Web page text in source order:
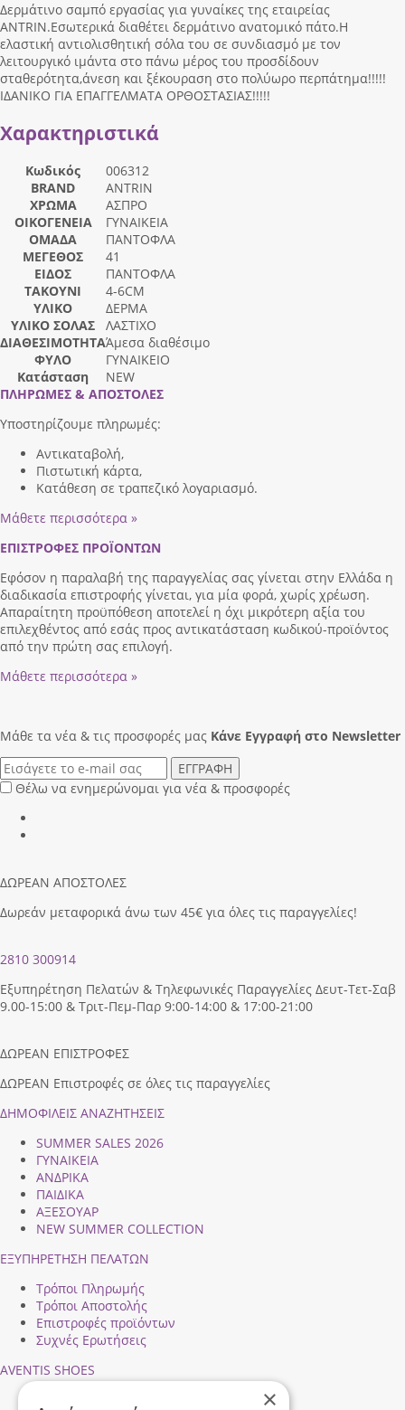
Δερμάτινο σαμπό εργασίας για γυναίκες της εταιρείας
ANTRIN.Εσωτερικά διαθέτει δερμάτινο ανατομικό πάτο.Η
ελαστική αντιολισθητική σόλα του σε συνδιασμό με τον
λειτουργικό ιμάντα στο πάνω μέρος του προσδίδουν
σταθερότητα,άνεση και ξέκουραση στο πολύωρο περπάτημα!!!!!
ΙΔΑΝΙΚΟ ΓΙΑ ΕΠΑΓΓΕΛΜΑΤΑ ΟΡΘΟΣΤΑΣΙΑΣ!!!!!
Χαρακτηριστικά
Κωδικός
006312
BRAND
ANTRIN
ΧΡΩΜΑ
ΑΣΠΡΟ
ΟΙΚΟΓΕΝΕΙΑ
ΓΥΝΑΙΚΕΙΑ
ΟΜΑΔΑ
ΠΑΝΤΟΦΛΑ
ΜΕΓΕΘΟΣ
41
ΕΙΔΟΣ
ΠΑΝΤΟΦΛΑ
ΤΑΚΟΥΝΙ
4-6CM
ΥΛΙΚΟ
ΔΕΡΜΑ
ΥΛΙΚΟ ΣΟΛΑΣ
ΛΑΣΤΙΧΟ
ΔΙΑΘΕΣΙΜΟΤΗΤΑΆμεσα διαθέσιμο
ΦΥΛΟ
ΓΥΝΑΙΚΕΙΟ
Κατάσταση
NEW
ΠΛΗΡΩΜΕΣ & ΑΠΟΣΤΟΛΕΣ
Υποστηρίζουμε πληρωμές:
Αντικαταβολή,
Πιστωτική κάρτα,
Κατάθεση σε τραπεζικό λογαριασμό.
Μάθετε περισσότερα »
ΕΠΙΣΤΡΟΦΕΣ ΠΡΟΪΟΝΤΩΝ
Εφόσον η παραλαβή της παραγγελίας σας γίνεται στην Ελλάδα η
διαδικασία επιστροφής γίνεται, για μία φορά, χωρίς χρέωση.
Απαραίτητη προϋπόθεση αποτελεί η όχι μικρότερη αξία του
επιλεχθέντος από εσάς προς αντικατάσταση κωδικού-προϊόντος
από την πρώτη σας επιλογή.
Μάθετε περισσότερα »
Μάθε τα νέα & τις προσφορές μας Κάνε Eγγραφή στο Newsletter
ΕΓΓΡΑΦΗ
Θέλω να ενημερώνομαι για νέα & προσφορές
ΔΩΡΕΑΝ ΑΠΟΣΤΟΛΕΣ
Δωρεάν μεταφορικά άνω των 45€ για όλες τις παραγγελίες!
2810 300914
Εξυπηρέτηση Πελατών & Τηλεφωνικές Παραγγελίες Δευτ-Τετ-Σαβ
9.00-15:00 & Τριτ-Πεμ-Παρ 9:00-14:00 & 17:00-21:00
ΔΩΡΕΑΝ ΕΠΙΣΤΡΟΦΕΣ
ΔΩΡΕΑΝ Επιστροφές σε όλες τις παραγγελίες
ΔΗΜΟΦΙΛEIΣ ΑΝΑΖΗΤΗΣΕΙΣ
SUMMER SALES 2026
ΓΥΝΑΙΚΕΙΑ
ΑΝΔΡΙΚΑ
ΠΑΙΔΙΚΑ
ΑΞΕΣΟΥΑΡ
NEW SUMMER COLLECTION
ΕΞΥΠΗΡΕΤΗΣΗ ΠΕΛΑΤΩΝ
Τρόποι Πληρωμής
Τρόποι Αποστολής
Επιστροφές προϊόντων
Συχνές Ερωτήσεις
AVENTIS SHOES
×